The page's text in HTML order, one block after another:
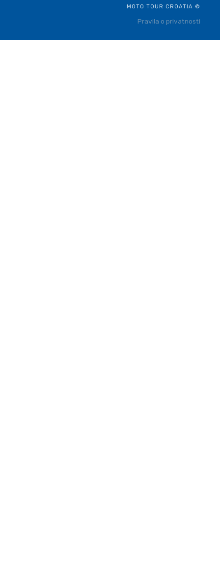
MOTO TOUR CROATIA ©
Pravila o privatnosti